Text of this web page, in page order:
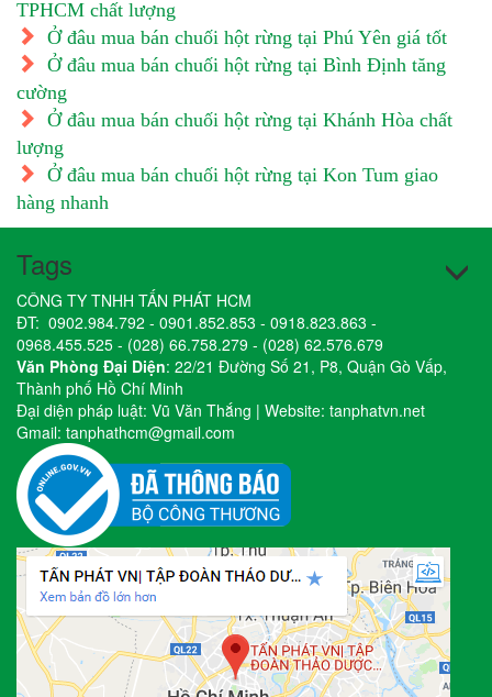
TPHCM chất lượng
Ở đâu mua bán chuối hột rừng tại Phú Yên giá tốt
Ở đâu mua bán chuối hột rừng tại Bình Định tăng
cường
Ở đâu mua bán chuối hột rừng tại Khánh Hòa chất
lượng
Ở đâu mua bán chuối hột rừng tại Kon Tum giao
hàng nhanh
Tags
CÔNG TY TNHH TẤN PHÁT HCM
ĐT: 0902.984.792 - 0901.852.853 - 0918.823.863 -
0968.455.525 - (028) 66.758.279 - (028) 62.576.679
Văn Phòng Đại Diện: 22/21 Đường Số 21, P8, Quận Gò Vấp,
Thành phố Hồ Chí Minh
Đại diện pháp luật: Vũ Văn Thắng | Website: tanphatvn.net
Gmail: tanphathcm@gmail.com